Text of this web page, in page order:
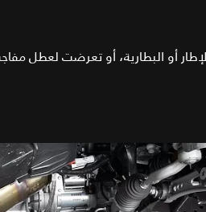
أو البطارية، أو تعرضت لعطل